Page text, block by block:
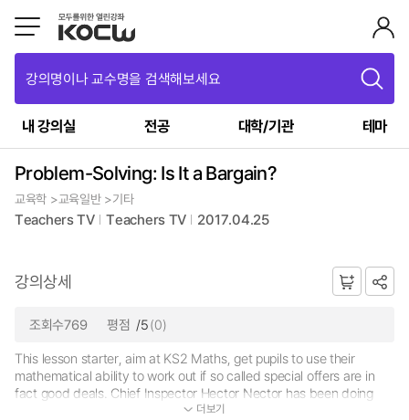
강의명이나 교수명을 검색해보세요
내 강의실 전공 대학/기관 테마
Problem-Solving: Is It a Bargain?
교육학 >교육일반 >기타
Teachers TV Teachers TV 2017.04.25
강의상세
조회수769 평점 /5(0)
This lesson starter, aim at KS2 Maths, get pupils to use their
mathematical ability to work out if so called special offers are in
fact good deals. Chief Inspector Hector Nector has been doing
undercover filming of a local conman, Dodgy Dave, who has bee...
더보기